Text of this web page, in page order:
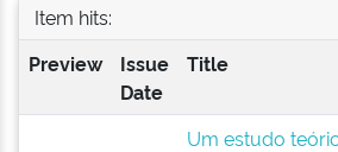
Item hits:
Preview
Issue
Date
Title
Um estudo